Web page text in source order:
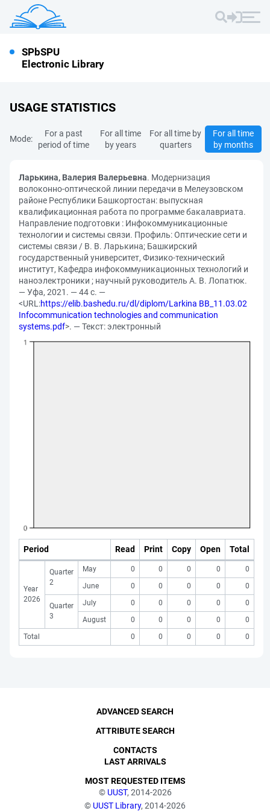
SPbSPU
Electronic Library
USAGE STATISTICS
Mode:
For a past
period of time
For all time
by years
For all time by
quarters
For all time
by months
Ларькина, Валерия Валерьевна. Модернизация
волоконно-оптической линии передачи в Мелеузовском
районе Республики Башкортостан: выпускная
квалификационная работа по программе бакалавриата.
Направление подготовки : Инфокоммуникационные
технологии и системы связи. Профиль: Оптические сети и
системы связи / В. В. Ларькина; Башкирский
государственный университет, Физико-технический
институт, Кафедра инфокоммуникационных технологий и
наноэлектроники ; научный руководитель А. В. Лопатюк.
— Уфа, 2021. — 44 с. —
<URL:https://elib.bashedu.ru/dl/diplom/Larkina BB_11.03.02
Infocommunication technologies and communication
systems.pdf>. — Текст: электронный
Period Read Print Copy Open Total
Year
2026
Quarter
2
May 0 0 0 0
0
June
0 0 0 0 0
Quarter
3
July 0 0 0 0
0
August
0 0 0 0
0
Total
0 0 0 0 0
© UUST, 2014-2026
© UUST Library, 2014-2026
ADVANCED SEARCH
ATTRIBUTE SEARCH
CONTACTS
LAST ARRIVALS
MOST REQUESTED ITEMS